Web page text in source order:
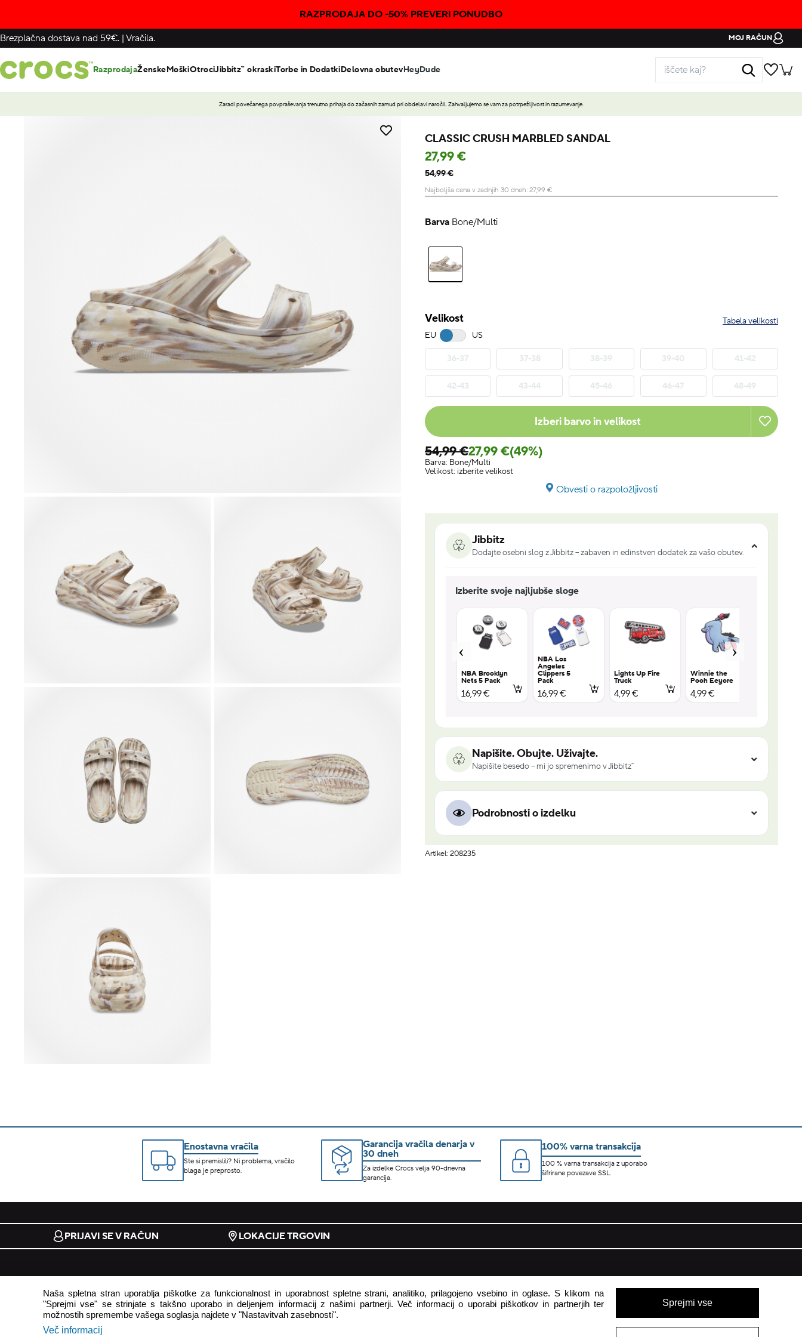
RAZPRODAJA DO -50% PREVERI PONUDBO
Brezplačna dostava nad 59€. | Vračila. MOJ RAČUN
RazprodajaŽenskeMoškiOtrociJibbitz™ okraskiTorbe in DodatkiDelovna obutevHeyDude
Zaradi povečanega povpraševanja trenutno prihaja do začasnih zamud pri obdelavi naročil. Zahvaljujemo se vam za potrpežljivost in razumevanje.
CLASSIC CRUSH MARBLED SANDAL
27,99 €
54,99 €
Najboljša cena v zadnjih 30 dneh: 27,99 €
Barva Bone/Multi
Velikost
EU US
Tabela velikosti
36-37 37-38 38-39 39-40 41-42
42-43 43-44 45-46 46-47 48-49
Izberi barvo in velikost
54,99 €27,99 €(49%)
Barva: Bone/Multi
Velikost: izberite velikost
Obvesti o razpoložljivosti
Jibbitz
Dodajte osebni slog z Jibbitz – zabaven in edinstven dodatek za vašo obutev.
Izberite svoje najljubše sloge
NBA Brooklyn
Nets 5 Pack
16,99 €
NBA Los
Angeles
Clippers 5
Pack
16,99 €
Lights Up Fire
Truck
4,99 €
Winnie the
Pooh Eeyore
4,99 €
Napišite. Obujte. Uživajte.
Napišite besedo – mi jo spremenimo v Jibbitz™
Podrobnosti o izdelku
Artikel: 208235
Enostavna vračila
Ste si premislili? Ni problema, vračilo
blaga je preprosto.
Garancija vračila denarja v
30 dneh
Za izdelke Crocs velja 90-dnevna
garancija.
100% varna transakcija
100 % varna transakcija z uporabo
šifrirane povezave SSL.
PRIJAVI SE V RAČUN LOKACIJE TRGOVIN
pogoji uporabe
načini plačila
odstop od pogodbe tukaj
o podjetju
Pon - Pet
8:00 - 16:00
Naša spletna stran uporablja piškotke za funkcionalnost in uporabnost spletne strani, analitiko, prilagojeno vsebino in oglase. S klikom na
"Sprejmi vse" se strinjate s takšno uporabo in deljenjem informacij z našimi partnerji. Več informacij o uporabi piškotkov in partnerjih ter
možnostih spremembe vašega soglasja najdete v "Nastavitvah zasebnosti".
Več informacij
Sprejmi vse